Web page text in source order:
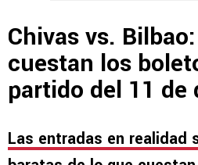
Chivas vs.
cuestan los
partido del 11 de
Las entradas en realidad